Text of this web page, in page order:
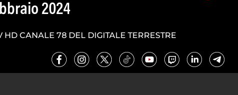
2024
HD CANALE 78 DEL DIGITALE TERRESTRE